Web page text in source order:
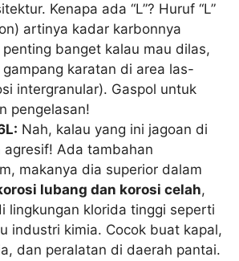
Kenapa ada “L”? Huruf “L”
artinya kadar karbonnya
penting banget kalau mau dilas,
karatan di area las-
intergranular). Gaspol untuk
pengelasan!
Nah, kalau yang ini jagoan di
agresif! Ada tambahan
makanya dia superior dalam
lubang dan korosi celah,
lingkungan klorida tinggi seperti
industri kimia. Cocok buat kapal,
dan peralatan di daerah pantai.